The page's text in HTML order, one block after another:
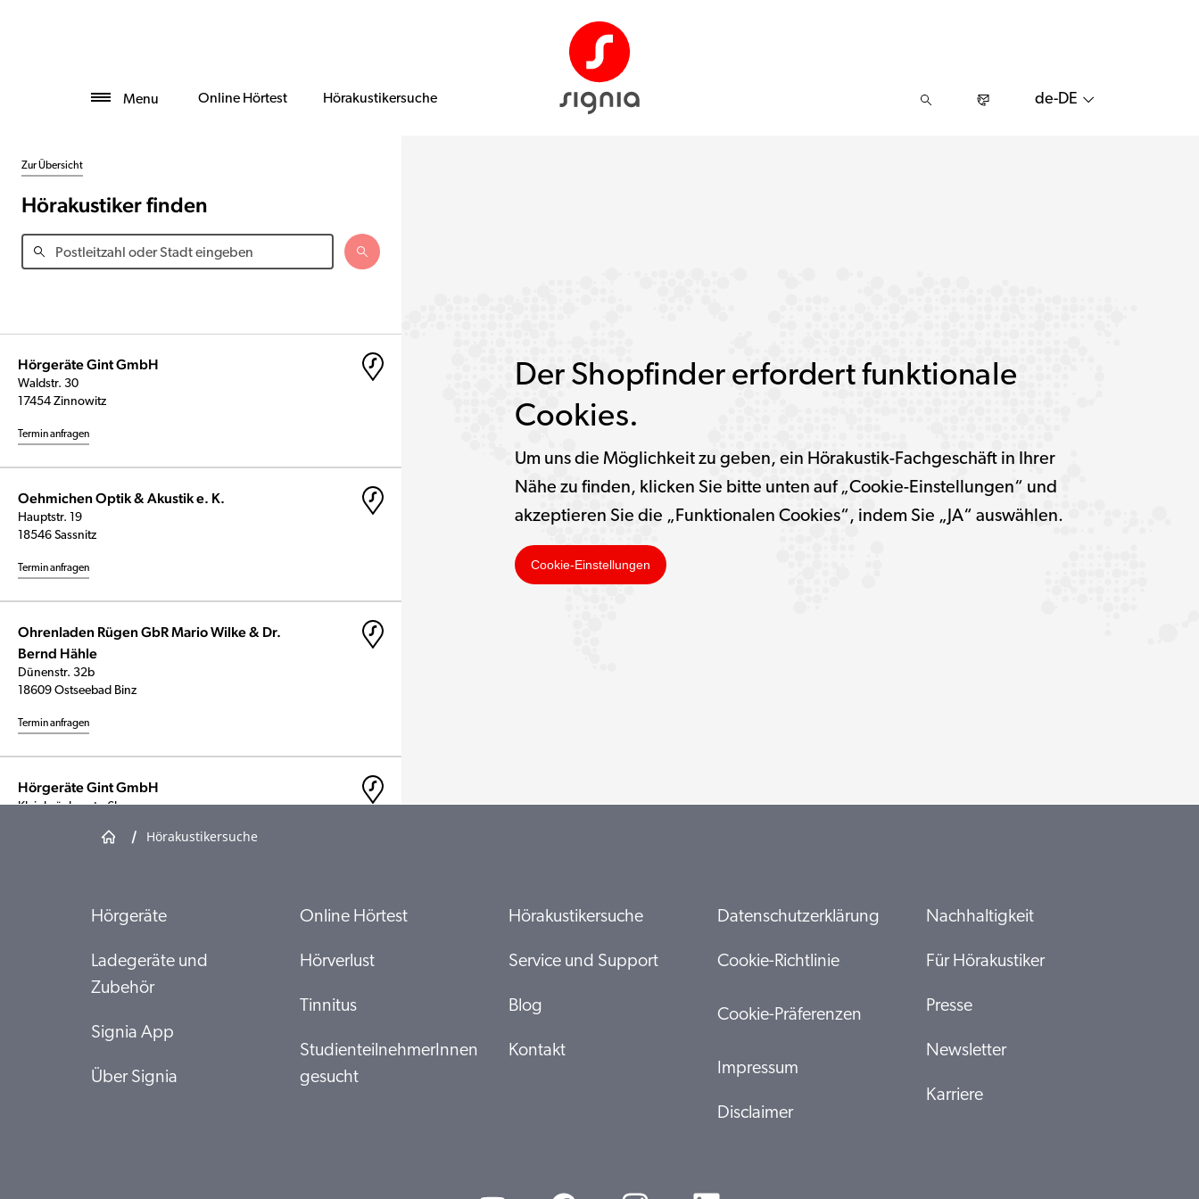
Menu Online Hörtest Hörakustikersuche de-DE
Zur Übersicht
Hörakustiker finden
Der Shopfinder erfordert funktionale
Cookies.
Um uns die Möglichkeit zu geben, ein Hörakustik-Fachgeschäft in Ihrer
Nähe zu finden, klicken Sie bitte unten auf „Cookie-Einstellungen“ und
akzeptieren Sie die „Funktionalen Cookies“, indem Sie „JA“ auswählen.
Cookie-Einstellungen
Hörgeräte Gint GmbH
Waldstr. 30
17454 Zinnowitz
Termin anfragen
Oehmichen Optik & Akustik e. K.
Hauptstr. 19
18546 Sassnitz
Termin anfragen
Ohrenladen Rügen GbR Mario Wilke & Dr.
Bernd Hähle
Dünenstr. 32b
18609 Ostseebad Binz
Termin anfragen
Hörgeräte Gint GmbH
Kleinbrückenstr. 6b
Jänecke Optik - Akustik - Optometrie
17358 Torgelow
/ Hörakustikersuche
Hörgeräte
Ladegeräte und
Zubehör
Signia App
Über Signia
Online Hörtest
Hörverlust
Tinnitus
StudienteilnehmerInnen
gesucht
Hörakustikersuche
Service und Support
Blog
Kontakt
Datenschutzerklärung
Cookie-Richtlinie
Cookie-Präferenzen
Impressum
Disclaimer
Nachhaltigkeit
Für Hörakustiker
Presse
Newsletter
Karriere